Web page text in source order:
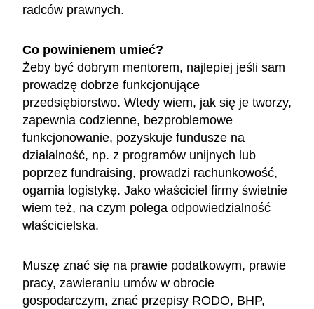
radców prawnych.
Co powinienem umieć?
Żeby być dobrym mentorem, najlepiej jeśli sam
prowadzę dobrze funkcjonujące
przedsiębiorstwo. Wtedy wiem, jak się je tworzy,
zapewnia codzienne, bezproblemowe
funkcjonowanie, pozyskuje fundusze na
działalność, np. z programów unijnych lub
poprzez fundraising, prowadzi rachunkowość,
ogarnia logistykę. Jako właściciel firmy świetnie
wiem też, na czym polega odpowiedzialność
właścicielska.
Muszę znać się na prawie podatkowym, prawie
pracy, zawieraniu umów w obrocie
gospodarczym, znać przepisy RODO, BHP,